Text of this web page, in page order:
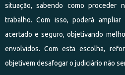
situação, sabendo como proceder
trabalho. Com isso, poderá
acertado e seguro, objetivando
envolvidos. Com esta escolha,
objetivem desafogar o judiciário não